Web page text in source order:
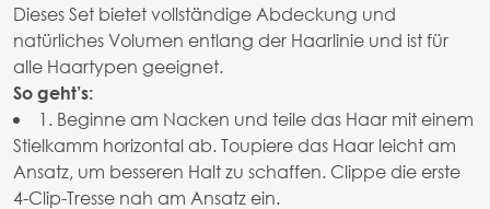
Dieses Set bietet vollständige Abdeckung und
natürliches Volumen entlang der Haarlinie und ist für
alle Haartypen geeignet.
So geht’s:
1. Beginne am Nacken und teile das Haar mit einem
Stielkamm horizontal ab. Toupiere das Haar leicht am
Ansatz, um besseren Halt zu schaffen. Clippe die erste
4-Clip-Tresse nah am Ansatz ein.